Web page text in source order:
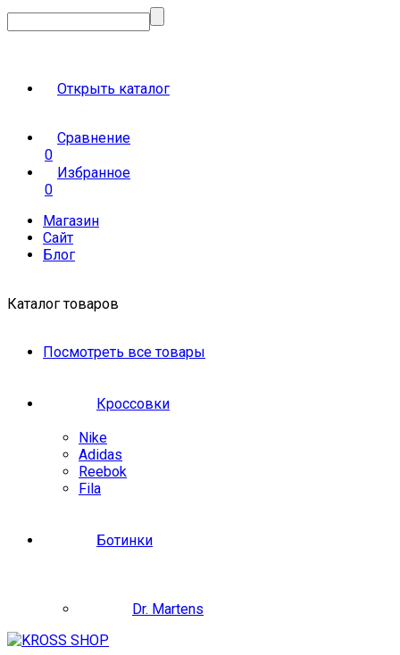
Открыть каталог
Сравнение
0
Избранное
0
Магазин
Сайт
Блог
Каталог товаров
Посмотреть все товары
Кроссовки
Nike
Adidas
Reebok
Fila
Ботинки
Dr. Martens